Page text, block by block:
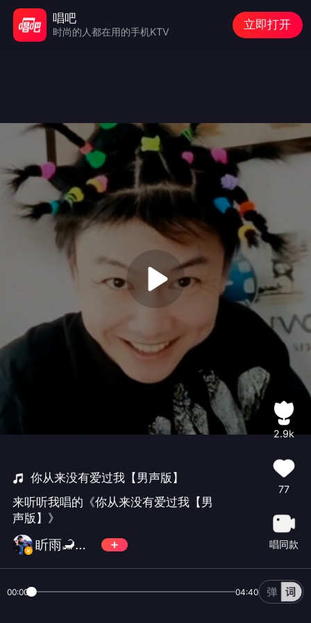
你从来没有爱过我【男声版】
来听听我唱的《你从来没有爱过我【男
声版】》
盺雨🦂点蝶
2.9k
77
唱同款
00:00 04:40
唱吧
时尚的人都在用的手机KTV
立即打开